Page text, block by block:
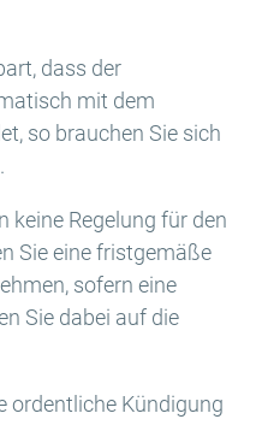
dass der
mit dem
so brauchen Sie sich
keine Regelung für den
Sie eine fristgemäße
sofern eine
Sie dabei auf die
ordentliche Kündigung